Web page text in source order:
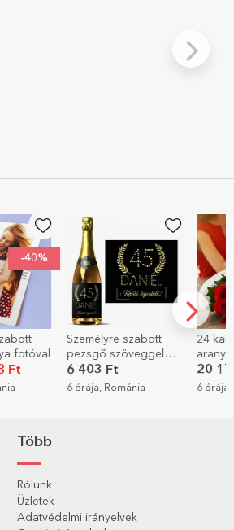
szabott
szöveggel
-
Ft
Románia
24 karátos
aranybevonatú rózsa
20 171 Ft
6 órája, Románia
Több
Rólunk
Üzletek
Adatvédelmi irányelvek